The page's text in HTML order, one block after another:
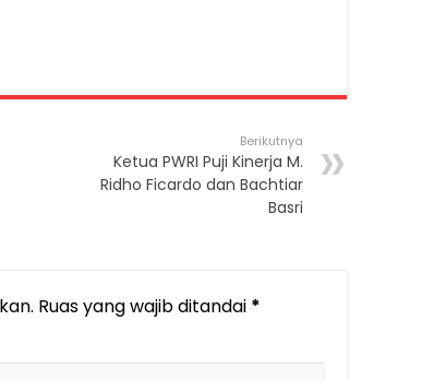
Berikutnya
Ketua PWRI Puji Kinerja M.
Ridho Ficardo dan Bachtiar
Basri
Ruas yang wajib ditandai *